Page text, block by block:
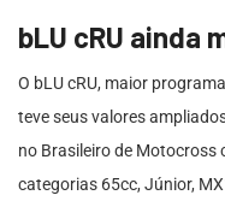
bLU cRU ainda
O bLU cRU, maior
teve seus valores
no Brasileiro de Motocross
categorias 65cc, Júnior,